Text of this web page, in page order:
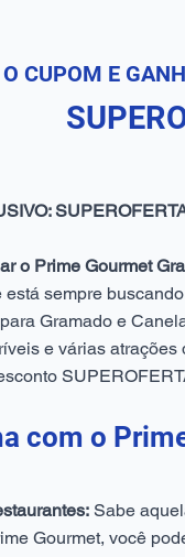
O CUPOM E
o Prime Gourmet
sempre
Gramado e
e várias
com o
Sabe
Gourmet, você